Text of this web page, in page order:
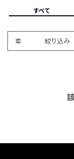
すべて
絞り込み